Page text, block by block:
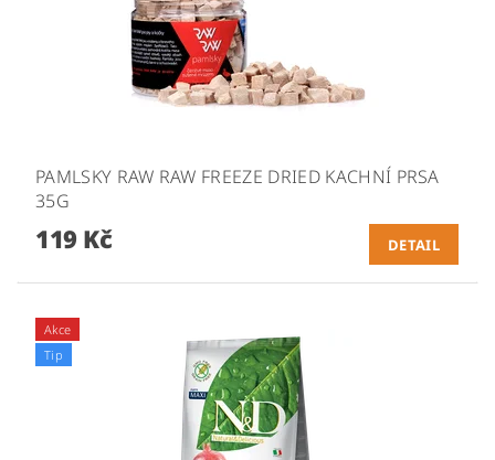
PAMLSKY RAW RAW FREEZE DRIED KACHNÍ PRSA
35G
119 Kč DETAIL
Akce
Tip